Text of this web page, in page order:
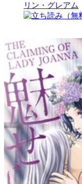
リン・グレアム